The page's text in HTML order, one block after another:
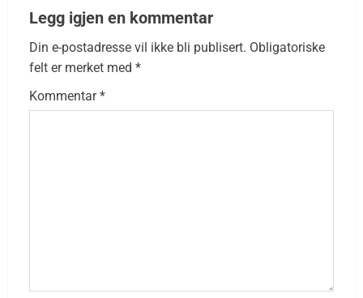
Legg igjen en kommentar
Din e-postadresse vil ikke bli publisert. Obligatoriske
felt er merket med *
Kommentar*